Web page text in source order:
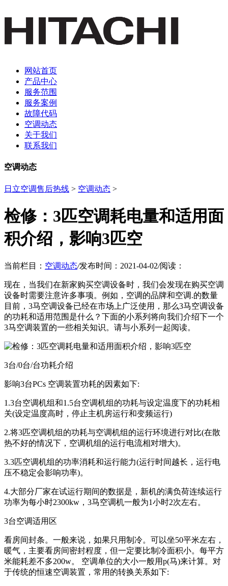
网站首页
产品中心
服务范围
服务案例
故障代码
空调动态
关于我们
联系我们
空调动态
日立空调售后热线 > 空调动态 >
检修：3匹空调耗电量和适用面
积介绍，影响3匹空
当前栏目： 空调动态/发布时间：2021-04-02/阅读：
现在，当我们在新家购买空调设备时，我们会发现在购买空调
设备时需要注意许多事项。例如，空调的品牌和空调.的数量
目前，3马空调设备已经在市场上广泛使用，那么3马空调设备
的功耗和适用范围是什么？下面的小系列将向我们介绍下一个
3马空调装置的一些相关知识。请与小系列一起阅读。
3台/0台/台功耗介绍
影响3台PCs 空调装置功耗的因素如下:
1.3台空调机组和1.5台空调机组的功耗与设定温度下的功耗相
关(设定温度高时，停止主机房运行和变频运行)
2.将3匹空调机组的功耗与空调机组的运行环境进行对比(在散
热不好的情况下，空调机组的运行电流相对增大)。
3.3匹空调机组的功率消耗和运行能力(运行时间越长，运行电
压不稳定会影响功率)。
4.大部分厂家在试运行期间的数据是，新机的满负荷连续运行
功率为每小时2300kw，3马空调机一般为1小时2次左右。
3台空调适用区
看房间封条。一般来说，如果只用制冷。可以坐50平米左右，
暖气，主要看房间密封程度，但一定要比制冷面积小。每平方
米能耗差不多200w。 空调单位的大小一般用p(马)来计算。对
于传统的恒速空调装置，常用的转换关系如下: